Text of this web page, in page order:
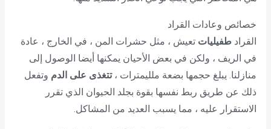
خصائص وعادات القراد
القراد طفيليات تعيش ، مثل حشرات المن ، في الخارج ، عادة
في الريف ، ولكن في بعض الأحيان يمكنها أيضا الوصول إلى
منازلنا. يبلغ حجمها بضعة ملليمترات ،تتغذى على الدم وتفعل
ذلك عن طريق ربط نفسها بقوة بجلد الحيوان الذي تقرر
الاستقرار عليه ، مما يسبب العديد من المشاكل.